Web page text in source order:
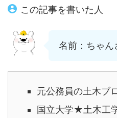
この記事を書いた人
名前：ちゃん
元公務員の土木ブ
国立大学★土木工